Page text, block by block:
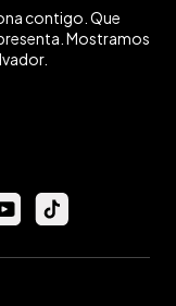
contigo. Que
Mostramos